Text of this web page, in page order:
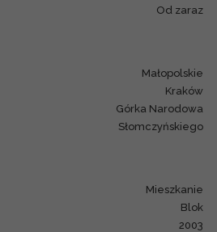
od zaraz
małopolskie
Kraków
Górka Narodowa
Słomczyńskiego
mieszkanie
blok
2003